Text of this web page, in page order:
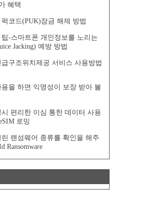
혜택
코드(PUK)잠금 해제 방법
-스마트폰 개인정보를 노리는
Jacking) 예방 방법
구조위치제공 서비스 사용방법
을 하면 익명성이 보장 받아 볼
편리한 이심 통한 데이터 사용
로밍
린 랜섬웨어 종류를 확인을 해주
Ransomware